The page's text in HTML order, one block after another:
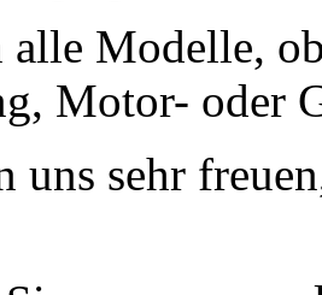
Modelle,
Motor- oder
uns sehr